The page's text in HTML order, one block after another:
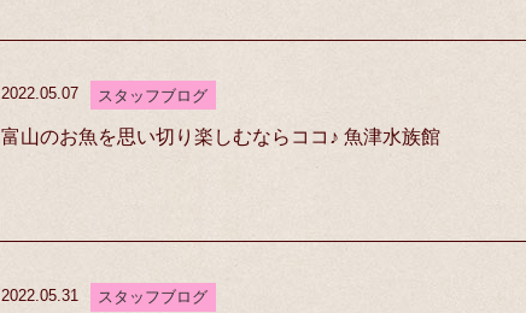
2022.05.07 スタッフブログ
富山のお魚を思い切り楽しむならココ♪ 魚津水族館
2022.05.31 スタッフブログ